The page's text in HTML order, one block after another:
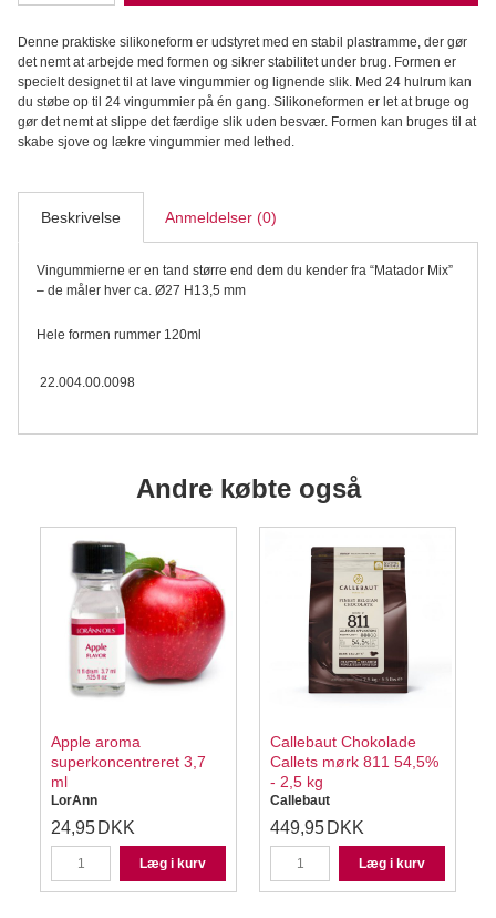
Professional
Halvkugle
-
Silikoneform
antal
Denne praktiske silikoneform er udstyret med en stabil plastramme, der gør
det nemt at arbejde med formen og sikrer stabilitet under brug. Formen er
specielt designet til at lave vingummier og lignende slik. Med 24 hulrum kan
du støbe op til 24 vingummier på én gang. Silikoneformen er let at bruge og
gør det nemt at slippe det færdige slik uden besvær. Formen kan bruges til at
skabe sjove og lækre vingummier med lethed.
Beskrivelse Anmeldelser (0)
Vingummierne er en tand større end dem du kender fra “Matador Mix”
– de måler hver ca. Ø27 H13,5 mm
Hele formen rummer 120ml
22.004.00.0098
Andre købte også
Apple aroma
superkoncentreret 3,7
ml
LorAnn
24,95 DKK
Læg i kurv
Callebaut Chokolade
Callets mørk 811 54,5%
- 2,5 kg
Callebaut
449,95 DKK
Læg i kurv